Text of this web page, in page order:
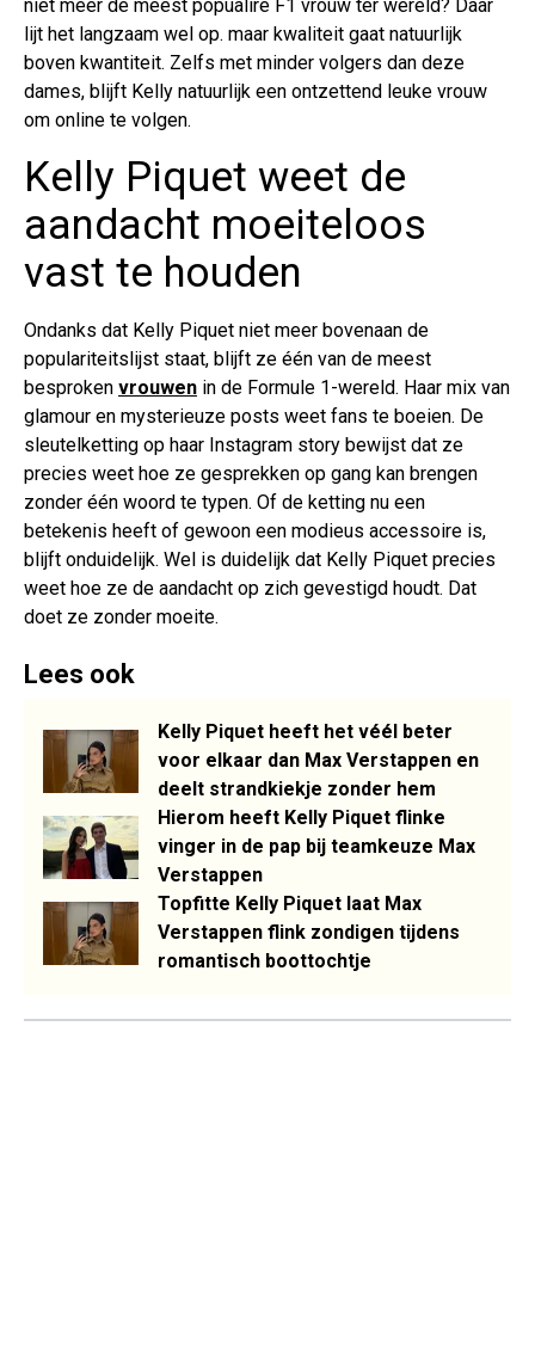
niet meer de meest popualire F1 vrouw ter wereld? Daar
lijt het langzaam wel op. maar kwaliteit gaat natuurlijk
boven kwantiteit. Zelfs met minder volgers dan deze
dames, blijft Kelly natuurlijk een ontzettend leuke vrouw
om online te volgen.
Kelly Piquet weet de
aandacht moeiteloos
vast te houden
Ondanks dat Kelly Piquet niet meer bovenaan de
populariteitslijst staat, blijft ze één van de meest
besproken vrouwen in de Formule 1-wereld. Haar mix van
glamour en mysterieuze posts weet fans te boeien. De
sleutelketting op haar Instagram story bewijst dat ze
precies weet hoe ze gesprekken op gang kan brengen
zonder één woord te typen. Of de ketting nu een
betekenis heeft of gewoon een modieus accessoire is,
blijft onduidelijk. Wel is duidelijk dat Kelly Piquet precies
weet hoe ze de aandacht op zich gevestigd houdt. Dat
doet ze zonder moeite.
Lees ook
Kelly Piquet heeft het véél beter
voor elkaar dan Max Verstappen en
deelt strandkiekje zonder hem
Hierom heeft Kelly Piquet flinke
vinger in de pap bij teamkeuze Max
Verstappen
Topfitte Kelly Piquet laat Max
Verstappen flink zondigen tijdens
romantisch boottochtje